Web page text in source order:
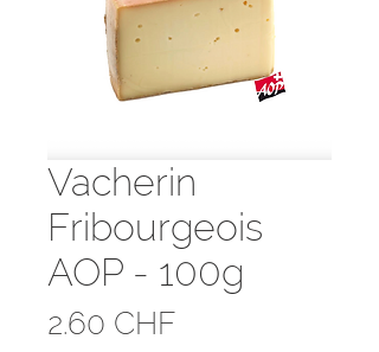
Vacherin
Fribourgeois
AOP - 100g
2.60 CHFPrix